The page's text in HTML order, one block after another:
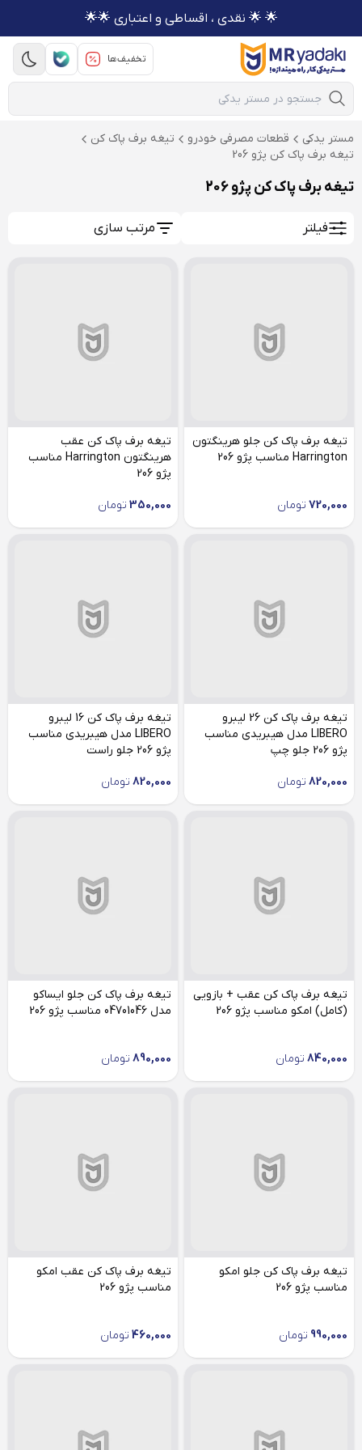
🌟 🌟 نقدی ، اقساطی و اعتباری 🌟🌟
تخفیف‌ها
Mobile Search
مستر یدکی قطعات مصرفی خودرو
تیغه برف پاک کن
تیغه برف پاک کن پژو 206
تیغه برف پاک کن پژو 206
فیلتر مرتب سازی
تیغه برف پاک کن جلو هرینگتون
Harrington مناسب پژو 206
720,000 تومان
تیغه برف پاک کن عقب
هرینگتون Harrington مناسب
پژو 206
350,000 تومان
تیغه برف پاک کن 26 لیبرو
LIBERO مدل هیبریدی مناسب
پژو 206 جلو چپ
820,000 تومان
تیغه برف پاک کن 16 لیبرو
LIBERO مدل هیبریدی مناسب
پژو 206 جلو راست
820,000 تومان
تیغه برف پاک کن عقب + بازویی
(کامل) امکو مناسب پژو 206
840,000 تومان
تیغه برف پاک کن جلو ایساکو
مدل 04701046 مناسب پژو 206
890,000 تومان
تیغه برف پاک کن جلو امکو
مناسب پژو 206
990,000 تومان
تیغه برف پاک کن عقب امکو
مناسب پژو 206
460,000 تومان